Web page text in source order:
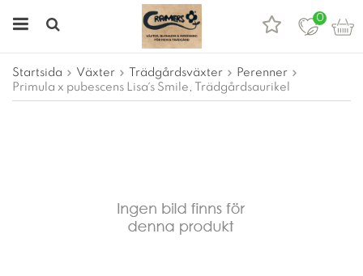
0
Startsida Växter Trädgårdsväxter
Perenner
Primula x pubescens Lisa´s Smile, Trädgårdsaurikel